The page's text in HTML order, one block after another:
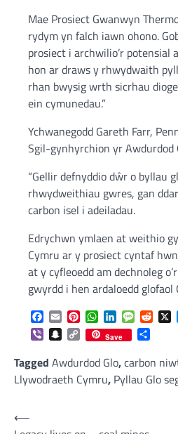
Mae Prosiect Gwanwyn
rydym yn falch iawn ohono.
prosiect i archwilio’r potensial
hon ar draws y rhwydwaith
rhan bwysig wrth sicrhau
ein cymunedau.”
Ychwanegodd Gareth Farr,
Sgil-gynhyrchion yr Awdurdod
“Gellir defnyddio dŵr o byllau
rhwydweithiau gwres, gan
carbon isel i adeiladau.
Edrychwn ymlaen at weithio
Cymru ar y prosiect cyntaf
at y cyfleoedd am dechnoleg
gwyrdd i hen ardaloedd glofaol
Facebook
EmailPinterestWhatsApp
LinkedInMessage X
ViberSnapchat
Copy
Link
Save
Tagged Awdurdod Glo,carbon
Llywodraeth Cymru, Pyllau Glo
Post
⟵